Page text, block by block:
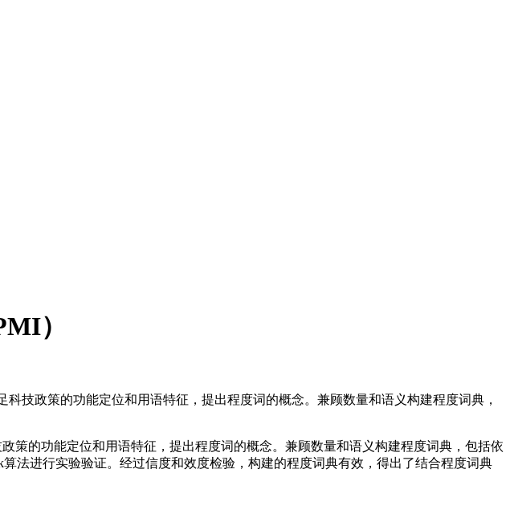
）
技政策的功能定位和用语特征，提出程度词的概念。兼顾数量和语义构建程度词典，
策的功能定位和用语特征，提出程度词的概念。兼顾数量和语义构建程度词典，包括依
法进行实验验证。经过信度和效度检验，构建的程度词典有效，得出了结合程度词典